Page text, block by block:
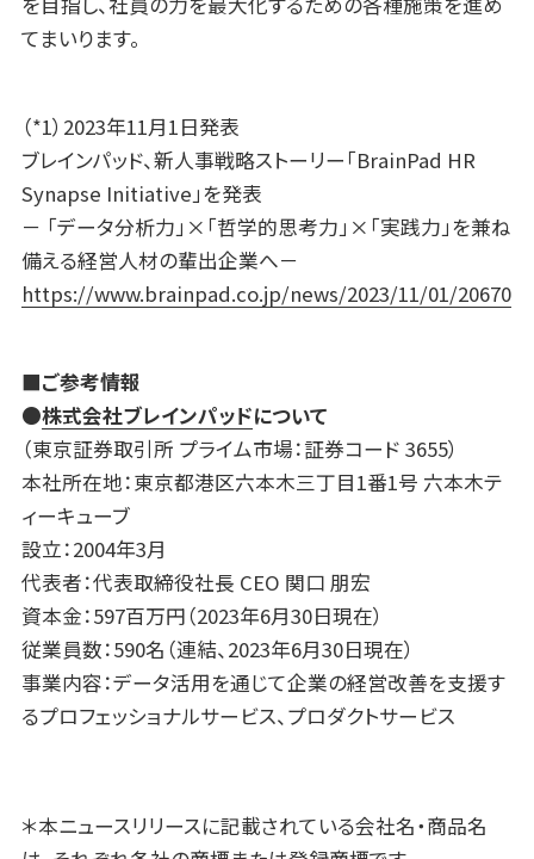
てまいります。
（*1）2023年11月1日発表
ブレインパッド、新人事戦略ストーリー「BrainPad HR
Synapse Initiative」を発表
－ 「データ分析力」×「哲学的思考力」×「実践力」を兼ね
備える経営人材の輩出企業へ－
https://www.brainpad.co.jp/news/2023/11/01/20670
■ご参考情報
●株式会社ブレインパッドについて
（東京証券取引所 プライム市場：証券コード 3655）
本社所在地：東京都港区六本木三丁目1番1号 六本木テ
ィーキューブ
設立：2004年3月
代表者：代表取締役社長 CEO 関口 朋宏
資本金：597百万円（2023年6月30日現在）
従業員数：590名（連結、2023年6月30日現在）
事業内容：データ活用を通じて企業の経営改善を支援す
るプロフェッショナルサービス、プロダクトサービス
＊本ニュースリリースに記載されている会社名・商品名